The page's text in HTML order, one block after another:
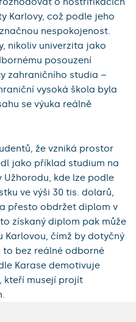
Karlovy, což podle jeho
nespokojenost.
nikoliv univerzita jako
posouzení
zahraničního studia –
vysoká škola byla
se výuka reálně
že vzniká prostor
jako příklad studium na
Užhorodu, kde lze podle
ve výši 30 tis. dolarů,
přesto obdržet diplom v
získaný diplom pak může
Karlovou, čímž by dotyčný
to bez reálné odborné
Karase demotivuje
kteří musejí projít